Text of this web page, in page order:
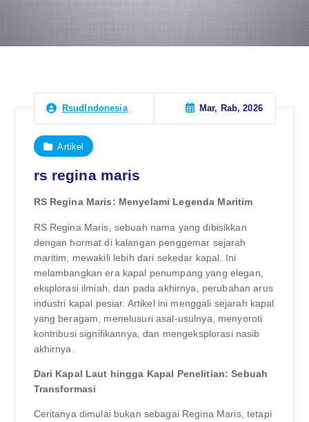
RsudIndonesia Mar, Rab, 2026
Artikel
rs regina maris
RS Regina Maris: Menyelami Legenda Maritim
RS Regina Maris, sebuah nama yang dibisikkan
dengan hormat di kalangan penggemar sejarah
maritim, mewakili lebih dari sekedar kapal. Ini
melambangkan era kapal penumpang yang elegan,
eksplorasi ilmiah, dan pada akhirnya, perubahan arus
industri kapal pesiar. Artikel ini menggali sejarah kapal
yang beragam, menelusuri asal-usulnya, menyoroti
kontribusi signifikannya, dan mengeksplorasi nasib
akhirnya.
Dari Kapal Laut hingga Kapal Penelitian: Sebuah
Transformasi
Ceritanya dimulai bukan sebagai Regina Maris, tetapi